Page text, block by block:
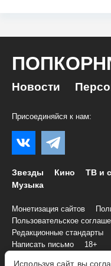
Новости
Присоединяйся к нам:
Звезды Кино ТВ и
Музыка
Монетизация сайтов
Пользовательское
Редакционные стандарты
Написать письмо
18+
Используя сайт, вы